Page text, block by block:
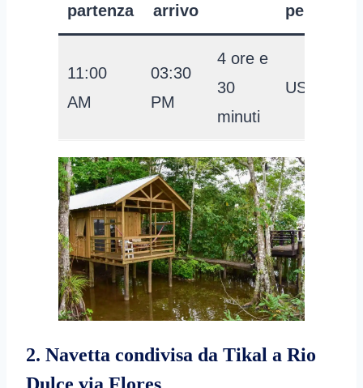
partenza
arrivo
persona
11:00
AM
03:30
PM
4 ore e
30
minuti
USD 32
2. Navetta condivisa da Tikal a Rio